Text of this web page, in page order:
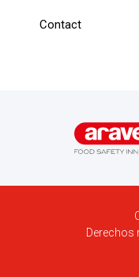
Contact
Derechos